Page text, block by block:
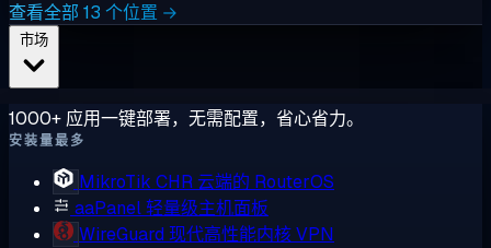
查看全部 13 个位置 →
1000+ 应用一键部署，无需配置，省心省力。
安装量最多
MikroTik CHR 云端的 RouterOS
aaPanel轻量级主机面板
WireGuard 现代高性能内核 VPN